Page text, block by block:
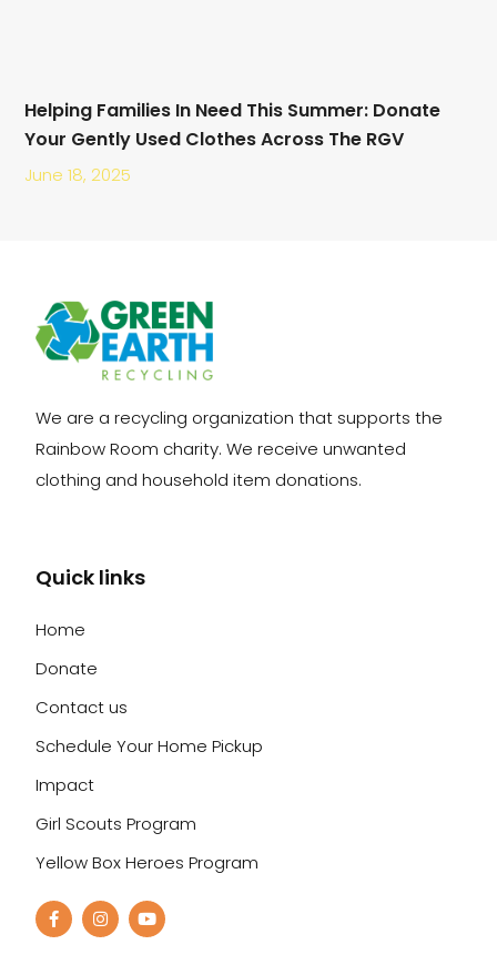
Helping Families In Need This Summer: Donate
Your Gently Used Clothes Across The RGV
June 18, 2025
We are a recycling organization that supports the
Rainbow Room charity. We receive unwanted
clothing and household item donations.
Quick links
Home
Donate
Contact us
Schedule Your Home Pickup
Impact
Girl Scouts Program
Yellow Box Heroes Program